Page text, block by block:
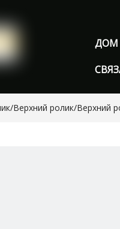
ДОМ
Верхний ролик/Верхний